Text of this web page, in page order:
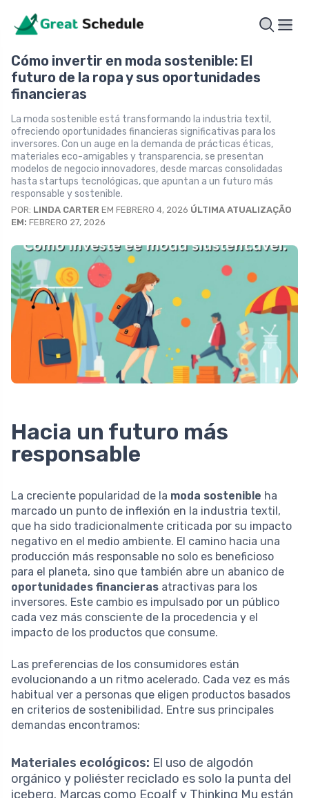
Cómo invertir en moda sostenible: El
futuro de la ropa y sus oportunidades
financieras
La moda sostenible está transformando la industria textil,
ofreciendo oportunidades financieras significativas para los
inversores. Con un auge en la demanda de prácticas éticas,
materiales eco-amigables y transparencia, se presentan
modelos de negocio innovadores, desde marcas consolidadas
hasta startups tecnológicas, que apuntan a un futuro más
responsable y sostenible.
POR: LINDA CARTER EM FEBRERO 4, 2026 ÚLTIMA ATUALIZAÇÃO
EM: FEBRERO 27, 2026
Hacia un futuro más
responsable
La creciente popularidad de la moda sostenible ha
marcado un punto de inflexión en la industria textil,
que ha sido tradicionalmente criticada por su impacto
negativo en el medio ambiente. El camino hacia una
producción más responsable no solo es beneficioso
para el planeta, sino que también abre un abanico de
oportunidades financieras atractivas para los
inversores. Este cambio es impulsado por un público
cada vez más consciente de la procedencia y el
impacto de los productos que consume.
Las preferencias de los consumidores están
evolucionando a un ritmo acelerado. Cada vez es más
habitual ver a personas que eligen productos basados
en criterios de sostenibilidad. Entre sus principales
demandas encontramos:
Materiales ecológicos: El uso de algodón
orgánico y poliéster reciclado es solo la punta del
iceberg. Marcas como Ecoalf y Thinking Mu están